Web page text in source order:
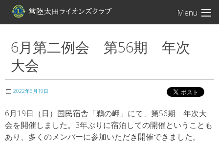
Menu
常陸太田ライオン
6月第二例会 第56期 年次
大会
2022年6月19日
6月19日（日）国民宿舎「鵜の岬」にて、第56期 年次大
会を開催しました。3年ぶりに宿泊しての開催ということも
あり、多くのメンバーに参加いただき開催できました。